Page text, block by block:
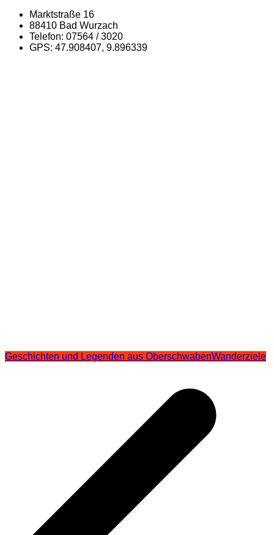
Marktstraße 16
88410 Bad Wurzach
Telefon: 07564 / 3020
GPS: 47.908407, 9.896339
Geschichten und Legenden aus OberschwabenWanderziele